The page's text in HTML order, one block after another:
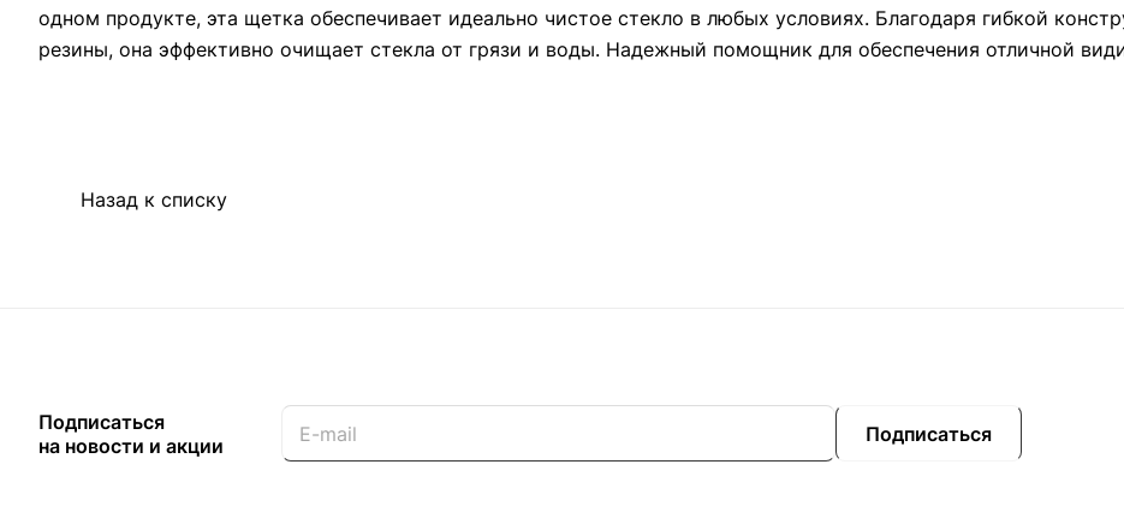
одном продукте, эта щетка обеспечивает идеально чистое стекло в любых условиях. Благодаря гибкой
резины, она эффективно очищает стекла от грязи и воды. Надежный помощник для обеспечения отличной
Назад к списку
Подписаться
на новости и акции
Подписаться